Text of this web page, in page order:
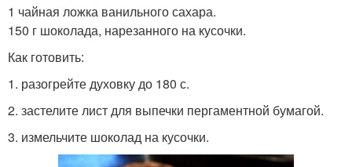
1 чайная ложка ванильного сахара.
150 г шоколада, нарезанного на кусочки.
Как готовить:
1. разогрейте духовку до 180 с.
2. застелите лист для выпечки пергаментной бумагой.
3. измельчите шоколад на кусочки.